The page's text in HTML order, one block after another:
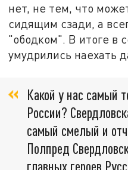
нет, не тем, что
сидящим сзади, а
"ободком". В итоге в
умудрились наехать
Какой у нас самый
России?
самый смелый и
Полпред
главных героев